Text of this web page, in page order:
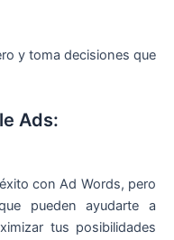
y toma decisiones que
Ads:
con Ad Words, pero
pueden ayudarte a
tus posibilidades